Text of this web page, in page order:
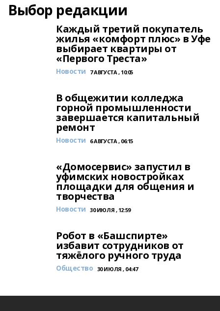
Выбор редакции
Каждый третий покупатель
жилья «комфорт плюс» в Уфе
выбирает квартиры от
«Первого Треста»
Новости 7 АВГУСТА , 10:05
В общежитии колледжа
горной промышленности
завершается капитальный
ремонт
Новости 6 АВГУСТА , 06:15
«Домосервис» запустил в
уфимских новостройках
площадки для общения и
творчества
Новости 30 ИЮЛЯ , 12:59
Робот в «Башспирте»
избавит сотрудников от
тяжёлого ручного труда
Общество 30 ИЮЛЯ , 04:47